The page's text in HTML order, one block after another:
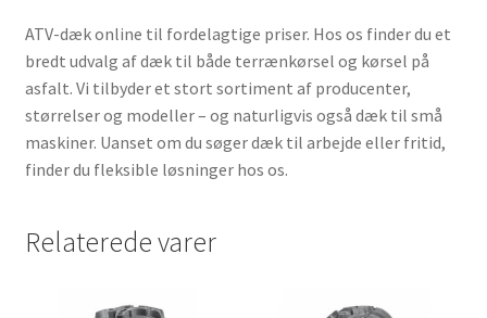
ATV-dæk online til fordelagtige priser. Hos os finder du et
bredt udvalg af dæk til både terrænkørsel og kørsel på
asfalt. Vi tilbyder et stort sortiment af producenter,
størrelser og modeller – og naturligvis også dæk til små
maskiner. Uanset om du søger dæk til arbejde eller fritid,
finder du fleksible løsninger hos os.
Relaterede varer